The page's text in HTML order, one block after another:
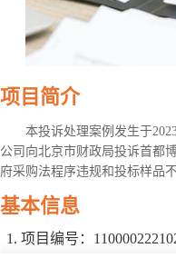
项目简介
本投诉处理案例发生于
公司向北京市财政局投诉首都
府采购法程序违规和投标样品
基本信息
项目编号：